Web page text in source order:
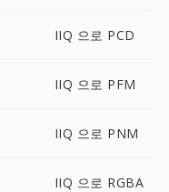
IIQ 으로 PCD
IIQ 으로 PFM
IIQ 으로 PNM
IIQ 으로 RGBA